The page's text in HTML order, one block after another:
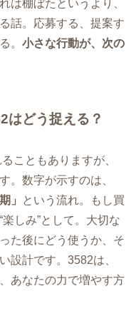
は棚ぼたというより、
話。応募する、提案す
。 小さな行動が、次の
はどう捉える？
こともありますが、
。数字が示すのは、
」
という流れ。もし買
しみ”として。大切な
た後にどう使うか、そ
設計です。3582は、
あなたの力で増やす方